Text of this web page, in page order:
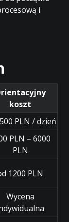
i
koszt
PLN / dzień
PLN – 6000
PLN
1200 PLN
Wycena